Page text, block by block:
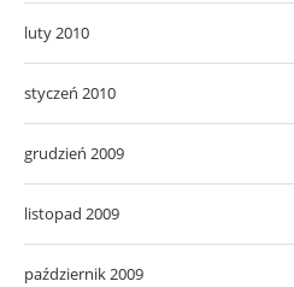
luty 2010
styczeń 2010
grudzień 2009
listopad 2009
październik 2009